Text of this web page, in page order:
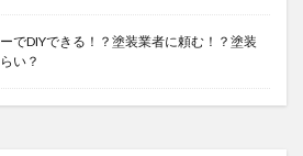
でDIYできる！？塗装業者に頼む！？塗装
い？